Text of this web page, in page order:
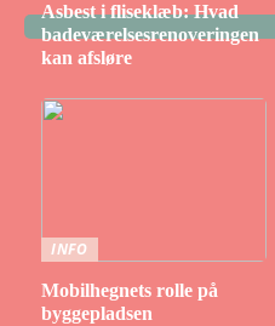
Asbest i fliseklæb: Hvad
badeværelsesrenoveringen
kan afsløre
INFO
Mobilhegnets rolle på
byggepladsen